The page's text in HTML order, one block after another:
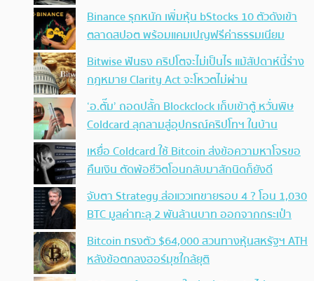
Binance รุกหนัก เพิ่มหุ้น bStocks 10 ตัวดังเข้า
ตลาดสปอต พร้อมแคมเปญฟรีค่าธรรมเนียม
Bitwise ฟันธง คริปโตจะไม่เป็นไร แม้สัปดาห์นี้ร่าง
กฎหมาย Clarity Act จะโหวตไม่ผ่าน
‘อ.ตั๊ม’ ถอดปลั้ก Blockclock เก็บเข้าตู้ หวั่นพิษ
Coldcard ลุกลามสู่อุปกรณ์คริปโทฯ ในบ้าน
เหยื่อ Coldcard ใช้ Bitcoin ส่งข้อความหาโจรขอ
คืนเงิน ตัดพ้อชีวิตโอนกลับมาสักนิดก็ยังดี
จับตา Strategy ส่อแววเทขายรอบ 4 ? โอน 1,030
BTC มูลค่าทะลุ 2 พันล้านบาท ออกจากกระเป๋า
Bitcoin ทรงตัว $64,000 สวนทางหุ้นสหรัฐฯ ATH
หลังข้อตกลงฮอร์มุซใกล้ยุติ